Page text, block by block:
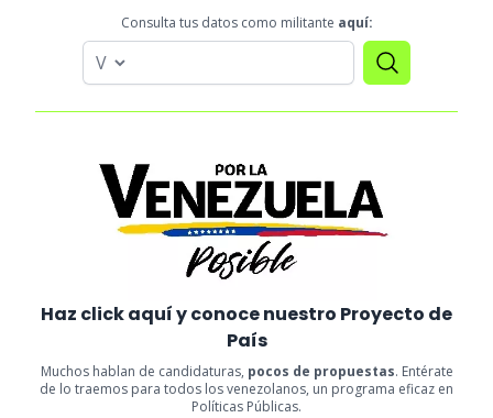
Consulta tus datos como militante aquí:
Haz click aquí y conoce nuestro Proyecto de
País
Muchos hablan de candidaturas, pocos de propuestas. Entérate
de lo traemos para todos los venezolanos, un programa eficaz en
Políticas Públicas.